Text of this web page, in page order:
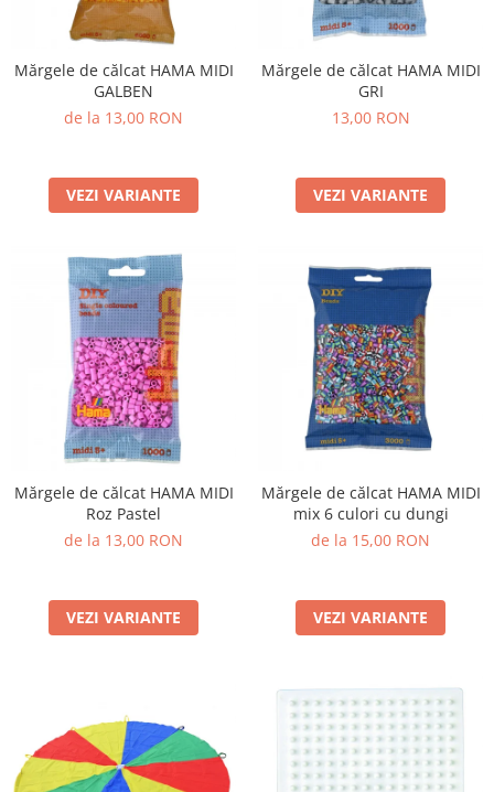
Mărgele de călcat HAMA MIDI
GALBEN
de la 13,00 RON
VEZI VARIANTE
Mărgele de călcat HAMA MIDI
GRI
13,00 RON
VEZI VARIANTE
Mărgele de călcat HAMA MIDI
Roz Pastel
de la 13,00 RON
VEZI VARIANTE
Mărgele de călcat HAMA MIDI
mix 6 culori cu dungi
de la 15,00 RON
VEZI VARIANTE